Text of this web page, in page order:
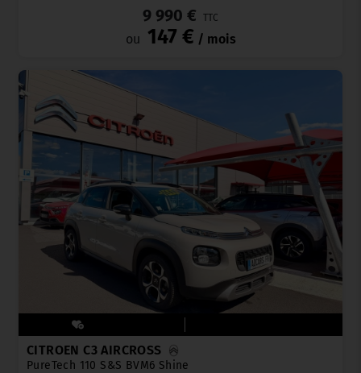
9 990 € TTC
ou 147 € / mois
CITROËN C3 AIRCROSS
PureTech 110 S&S BVM6 Shine